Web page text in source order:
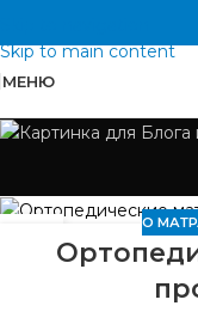
Skip to main content
МЕНЮ
О